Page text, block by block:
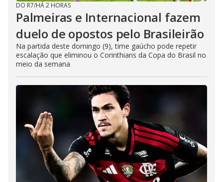
DO R7/HÁ 2 HORAS
Palmeiras e Internacional fazem
duelo de opostos pelo Brasileirão
Na partida deste domingo (9), time gaúcho pode repetir
escalação que eliminou o Corinthians da Copa do Brasil no
meio da semana